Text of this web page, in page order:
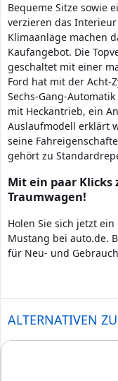
Bequeme Sitze sowie
verzieren das
Klimaanlage machen
Kaufangebot. Die
geschaltet mit einer
Ford hat mit der Acht-
Sechs-Gang-
mit Heckantrieb, ein
Auslaufmodell erklärt
seine
gehört zu
Mit ein paar Klicks
Traumwagen!
Holen Sie sich jetzt
Mustang bei auto.de.
für Neu- und
ALTERNATIVEN